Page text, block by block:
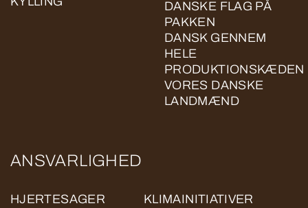
DANSKE FLAG PÅ
PAKKEN
DANSK GENNEM
HELE
PRODUKTIONSKÆDEN
VORES DANSKE
LANDMÆND
ANSVARLIGHED
HJERTESAGER KLIMAINITIATIVER